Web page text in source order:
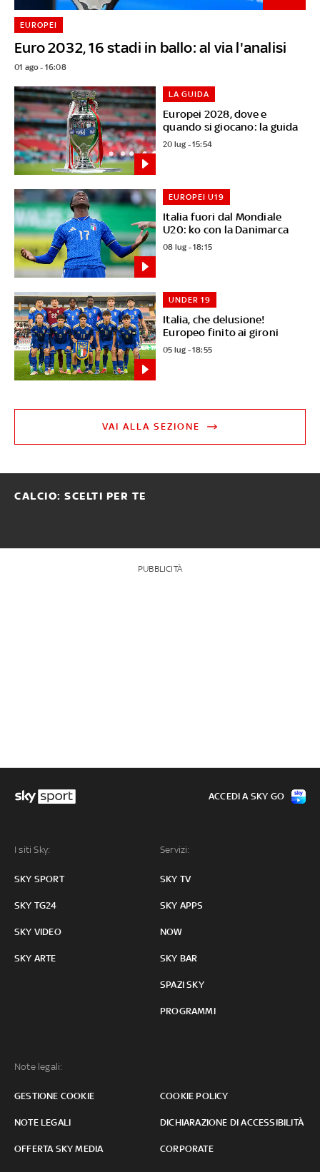
Euro 2032, 16 stadi in ballo: al via l'analisi
EUROPEI
01 ago - 16:08
Europei 2028, dove e
quando si giocano: la guida
LA GUIDA
20 lug - 15:54
Italia fuori dal Mondiale
U20: ko con la Danimarca
EUROPEI U19
08 lug - 18:15
Italia, che delusione!
Europeo finito ai gironi
UNDER 19
05 lug - 18:55
VAI ALLA SEZIONE
CALCIO: SCELTI PER TE
PUBBLICITÀ
I siti Sky:
SKY SPORT
SKY TG24
SKY VIDEO
SKY ARTE
Servizi:
SKY TV
SKY APPS
NOW
SKY BAR
SPAZI SKY
PROGRAMMI
Note legali:
GESTIONE COOKIE COOKIE POLICY
NOTE LEGALI DICHIARAZIONE DI ACCESSIBILITÀ
OFFERTA SKY MEDIA CORPORATE
ACCEDI A SKY GO